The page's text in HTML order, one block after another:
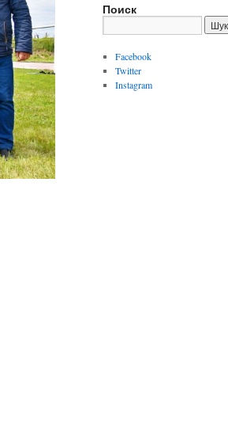
Поиск
Facebook
Twitter
Instagram